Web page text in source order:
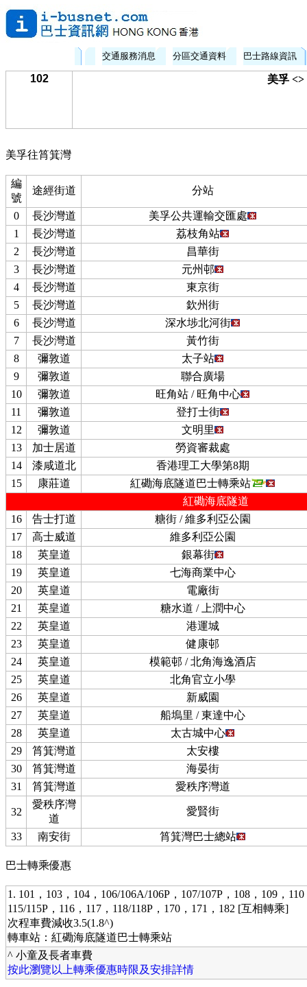
交通服務消息 分區交通資料 巴士路線資訊
102 美孚
美孚往筲箕灣
編
號
途經街道 分站
0 長沙灣道
美孚公共運輸交匯處
1
長沙灣道
荔枝角站
2
長沙灣道
昌華街
3
長沙灣道
元州邨
4
長沙灣道
東京街
5
長沙灣道
欽州街
6
長沙灣道
深水埗北河街
7
長沙灣道
黃竹街
8
彌敦道
太子站
9
彌敦道
聯合廣場
10
彌敦道
旺角站 / 旺角中心
11
彌敦道
登打士街
12
彌敦道
文明里
13
加士居道
勞資審裁處
14
漆咸道北
香港理工大學第8期
15
康莊道
紅磡海底隧道巴士轉乘站
紅磡海底隧道
16
告士打道
糖街 / 維多利亞公園
17
高士威道
維多利亞公園
18
英皇道
銀幕街
19
英皇道
七海商業中心
20
英皇道
電廠街
21
英皇道
糖水道 / 上潤中心
22
英皇道
港運城
23
英皇道
健康邨
24
英皇道
模範邨 / 北角海逸酒店
25
英皇道
北角官立小學
26
英皇道
新威園
27
英皇道
船塢里 / 東達中心
28
英皇道
太古城中心
29
筲箕灣道
太安樓
30
筲箕灣道
海晏街
31
筲箕灣道 愛秩序灣道
32
愛秩序灣
道
愛賢街
33 南安街 筲箕灣巴士總站
巴士轉乘優惠
1. 101，103，104，106/106A/106P，107/107P，108，109，110
115/115P，116，117，118/118P，170，171，182 [互相轉乘]
次程車費減收3.5(1.8^)
轉車站：紅磡海底隧道巴士轉乘站
^ 小童及長者車費
按此瀏覽以上轉乘優惠時限及安排詳情